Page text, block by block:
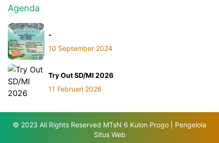
Agenda
-
10 September 2024
Try Out SD/MI 2026
11 Februari 2026
© 2023 All Rights Reserved MTsN 6 Kulon Progo | Pengelola
Situs Web